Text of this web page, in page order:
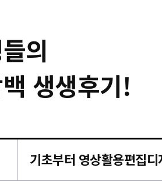
의
생생후기!